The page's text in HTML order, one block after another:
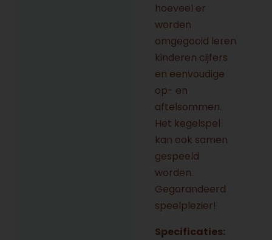
hoeveel er
worden
omgegooid leren
kinderen cijfers
en eenvoudige
op- en
aftelsommen.
Het kegelspel
kan ook samen
gespeeld
worden.
Gegarandeerd
speelplezier!
Specificaties: